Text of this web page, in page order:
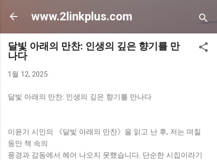
기본 콘텐츠로 건너뛰기
www.2linkplus.com
달빛 아래의 만찬: 인생의 깊은 향기를 만
나다
1월 12, 2025
달빛 아래의 만찬: 인생의 깊은 향기를 만나다
이윤기 시인의 《달빛 아래의 만찬》을 읽고 난 후, 저는 며칠
동안 책 속의
풍경과 감동에서 헤어 나오지 못했습니다. 단순한 시집이라기